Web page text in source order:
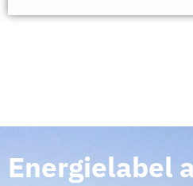
Energielabel